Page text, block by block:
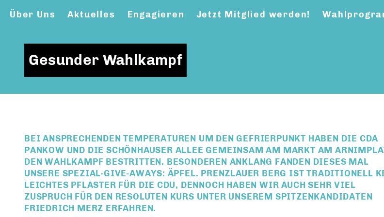
Über Uns Aktuelles Engagieren Jetzt Mitglied werden!
Gesunder Wahlkampf
BEI ANSPRECHENDEN TEMPERATUREN UM DEN GEFRIERPUNKT HABEN DIE CDA
PANKOW UND DIE SCHÖNHAUSER ALLEE GEMEINSAM AM MARKT AM
DEN WAHLKAMPF BESTRITTEN. BESONDEREN ANKLANG FANDEN DIESES MAL
UNSERE SPEZIAL-GIVE-AWAYS: ÄPFEL. PRENZLAUER BERG IST TRADITIONELL
LEICHTES PFLASTER FÜR DIE CDU, DENNOCH HABEN WIR AUCH SEHR VIEL
ZUSPRUCH FÜR DEN RESOLUTEN KURS UNTER UNSEREM SPITZENKANDIDATEN
FRIEDRICH MERZ ERFAHREN.